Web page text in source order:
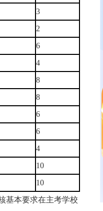
3
2
6
4
8
8
6
6
4
10
10
基本要求在主考学校